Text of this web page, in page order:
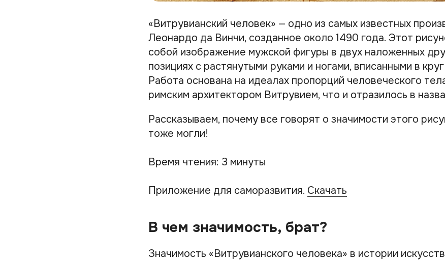
«Витрувианский человек» — одно из самых известных
Леонардо да Винчи, созданное около 1490 года. Этот
собой изображение мужской фигуры в двух наложенных
позициях с растянутыми руками и ногами, вписанными в
Работа основана на идеалах пропорций человеческого
римским архитектором Витрувием, что и отразилось в
Рассказываем, почему все говорят о значимости этого
тоже могли!
Время чтения: 3 минуты
Приложение для саморазвития. Скачать
В чем значимость, брат?
Значимость «Витрувианского человека» в истории